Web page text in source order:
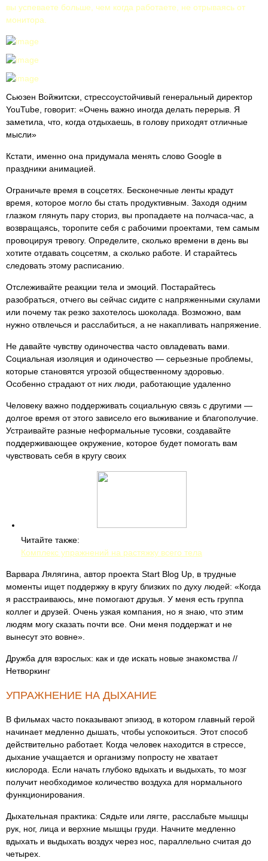
вы успеваете больше, чем когда работаете, не отрываясь от
монитора.
Сьюзен Войжитски, стрессоустойчивый генеральный директор
YouTube, говорит: «Очень важно иногда делать перерыв. Я
заметила, что, когда отдыхаешь, в голову приходят отличные
мысли»
Кстати, именно она придумала менять слово Googlе в
праздники анимацией.
Ограничьте время в соцсетях. Бесконечные ленты крадут
время, которое могло бы стать продуктивным. Заходя одним
глазком глянуть пару сториз, вы пропадаете на полчаса-час, а
возвращаясь, торопите себя с рабочими проектами, тем самым
провоцируя тревогу. Определите, сколько времени в день вы
хотите отдавать соцсетям, а сколько работе. И старайтесь
следовать этому расписанию.
Отслеживайте реакции тела и эмоций. Постарайтесь
разобраться, отчего вы сейчас сидите с напряженными скулами
или почему так резко захотелось шоколада. Возможно, вам
нужно отвлечься и расслабиться, а не накапливать напряжение.
Не давайте чувству одиночества часто овладевать вами.
Социальная изоляция и одиночество — серьезные проблемы,
которые становятся угрозой общественному здоровью.
Особенно страдают от них люди, работающие удаленно
Человеку важно поддерживать социальную связь с другими —
долгое время от этого зависело его выживание и благополучие.
Устраивайте разные неформальные тусовки, создавайте
поддерживающее окружение, которое будет помогать вам
чувствовать себя в кругу своих
Читайте также:
Комплекс упражнений на растяжку всего тела
Варвара Лялягина, автор проекта Start Blog Up, в трудные
моменты ищет поддержку в кругу близких по духу людей: «Когда
я расстраиваюсь, мне помогают друзья. У меня есть группа
коллег и друзей. Очень узкая компания, но я знаю, что этим
людям могу сказать почти все. Они меня поддержат и не
вынесут это вовне».
Дружба для взрослых: как и где искать новые знакомства //
Нетворкинг
УПРАЖНЕНИЕ НА ДЫХАНИЕ
В фильмах часто показывают эпизод, в котором главный герой
начинает медленно дышать, чтобы успокоиться. Этот способ
действительно работает. Когда человек находится в стрессе,
дыхание учащается и организму попросту не хватает
кислорода. Если начать глубоко вдыхать и выдыхать, то мозг
получит необходимое количество воздуха для нормального
функционирования.
Дыхательная практика: Сядьте или лягте, расслабьте мышцы
рук, ног, лица и верхние мышцы груди. Начните медленно
вдыхать и выдыхать воздух через нос, параллельно считая до
четырех.